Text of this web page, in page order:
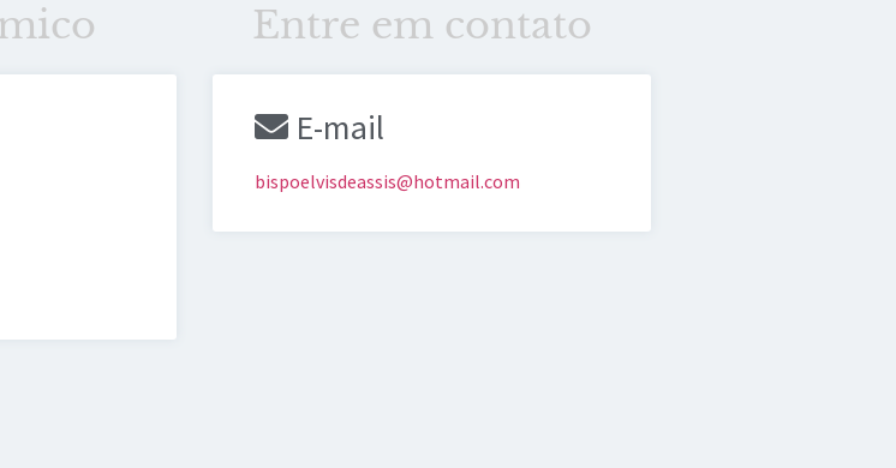
Entre em contato
E-mail
bispoelvisdeassis@hotmail.com